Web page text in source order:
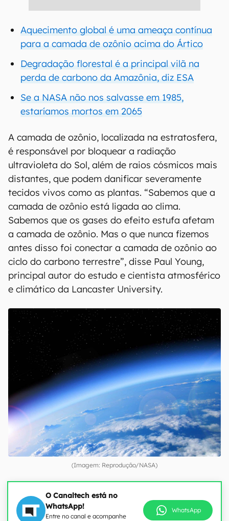
Aquecimento global é uma ameaça contínua
para a camada de ozônio acima do Ártico
Degradação florestal é a principal vilã na
perda de carbono da Amazônia, diz ESA
Se a NASA não nos salvasse em 1985,
estaríamos mortos em 2065
A camada de ozônio, localizada na estratosfera,
é responsável por bloquear a radiação
ultravioleta do Sol, além de raios cósmicos mais
distantes, que podem danificar severamente
tecidos vivos como as plantas. “Sabemos que a
camada de ozônio está ligada ao clima.
Sabemos que os gases do efeito estufa afetam
a camada de ozônio. Mas o que nunca fizemos
antes disso foi conectar a camada de ozônio ao
ciclo do carbono terrestre”, disse Paul Young,
principal autor do estudo e cientista atmosférico
e climático da Lancaster University.
(Imagem: Reprodução/NASA)
O Canaltech está no
WhatsApp!
Entre no canal e acompanhe
WhatsApp